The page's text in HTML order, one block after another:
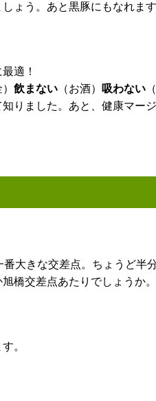
ょう。あと黒豚にもなれます
適！
）飲まない （お酒） 吸わない
りました。あと、健康マー
大きな交差点。ちょうど半
橋交差点あたりでしょうか。
。